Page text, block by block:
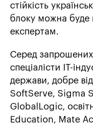
стійкість
блоку можна буде
експертам.
Серед запрошених
спеціалісти ІТ-
держави, добре
SoftServe, Sigma
GlobalLogic,
Education, Mate